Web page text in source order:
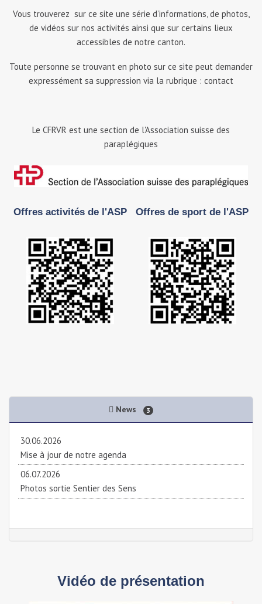
Vous trouverez sur ce site une série d’informations, de photos,
de vidéos sur nos activités ainsi que sur certains lieux
accessibles de notre canton.
Toute personne se trouvant en photo sur ce site peut demander
expressément sa suppression via la rubrique : contact
Le CFRVR est une section de l'Association suisse des
paraplégiques
Offres activités de l'ASP Offres de sport de l'ASP
News 3
30.06.2026
Mise à jour de notre agenda
06.07.2026
Photos sortie Sentier des Sens
Vidéo de présentation